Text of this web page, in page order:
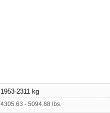
1953-2311 kg
4305.63 - 5094.88 lbs.